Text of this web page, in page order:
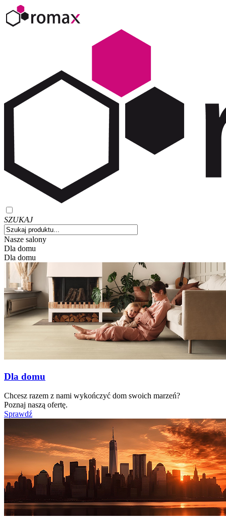
SZUKAJ
Nasze salony
Dla domu
Dla domu
Dla domu
Chcesz razem z nami wykończyć dom swoich marzeń?
Poznaj naszą ofertę.
Sprawdź